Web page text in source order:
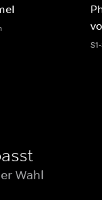
Wahl